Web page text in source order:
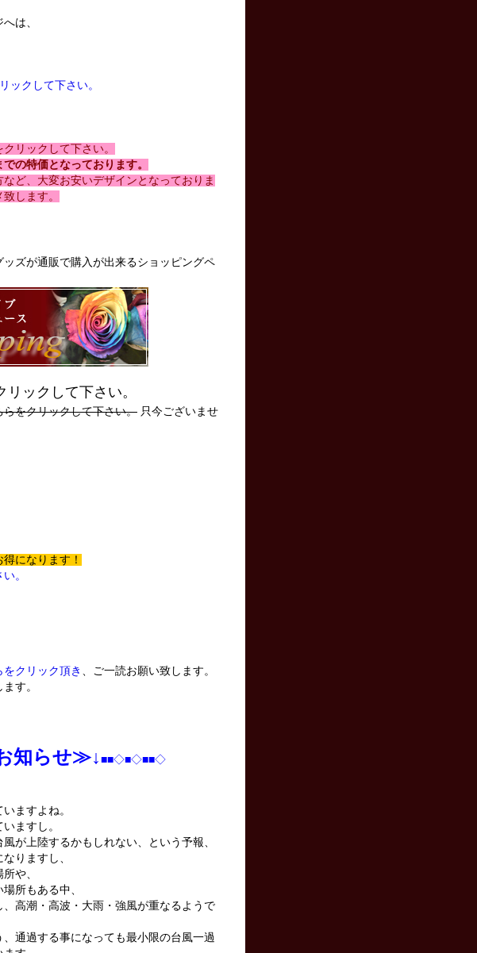
は、
ックして下さい。
リックして下さい。
の特価となっております。
ど、大変お安いデザインとなっておりま
します。
ズが通販で購入が出来るショッピングペ
リックして下さい。
をクリックして下さい。 只今ございませ
になります！
。
をクリック頂き 、ご一読お願い致します。
す。
知らせ≫↓ ■■◇■◇■■◇
ますよね。
ますし。
が上陸するかもしれない、という予報、
りますし、
や、
所もある中、
高潮・高波・大雨・強風が重なるようで
通過する事になっても最小限の台風一過